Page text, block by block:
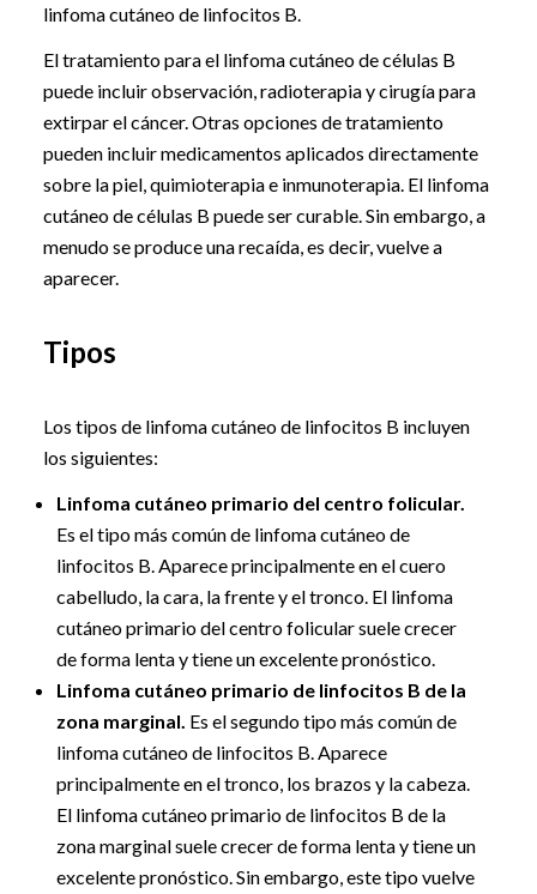
linfoma cutáneo de linfocitos B.
El tratamiento para el linfoma cutáneo de células B
puede incluir observación, radioterapia y cirugía para
extirpar el cáncer. Otras opciones de tratamiento
pueden incluir medicamentos aplicados directamente
sobre la piel, quimioterapia e inmunoterapia. El linfoma
cutáneo de células B puede ser curable. Sin embargo, a
menudo se produce una recaída, es decir, vuelve a
aparecer.
Tipos
Los tipos de linfoma cutáneo de linfocitos B incluyen
los siguientes:
Linfoma cutáneo primario del centro folicular.
Es el tipo más común de linfoma cutáneo de
linfocitos B. Aparece principalmente en el cuero
cabelludo, la cara, la frente y el tronco. El linfoma
cutáneo primario del centro folicular suele crecer
de forma lenta y tiene un excelente pronóstico.
Linfoma cutáneo primario de linfocitos B de la
zona marginal. Es el segundo tipo más común de
linfoma cutáneo de linfocitos B. Aparece
principalmente en el tronco, los brazos y la cabeza.
El linfoma cutáneo primario de linfocitos B de la
zona marginal suele crecer de forma lenta y tiene un
excelente pronóstico. Sin embargo, este tipo vuelve